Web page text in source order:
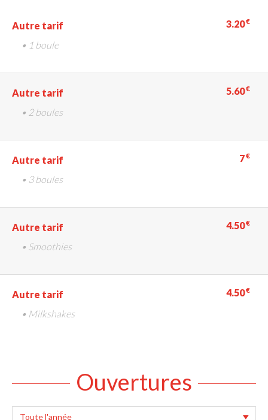
Autre tarif 3.20€
• 1 boule
Autre tarif 5.60€
• 2 boules
Autre tarif 7€
• 3 boules
Autre tarif 4.50€
• Smoothies
Autre tarif 4.50€
• Milkshakes
Ouvertures